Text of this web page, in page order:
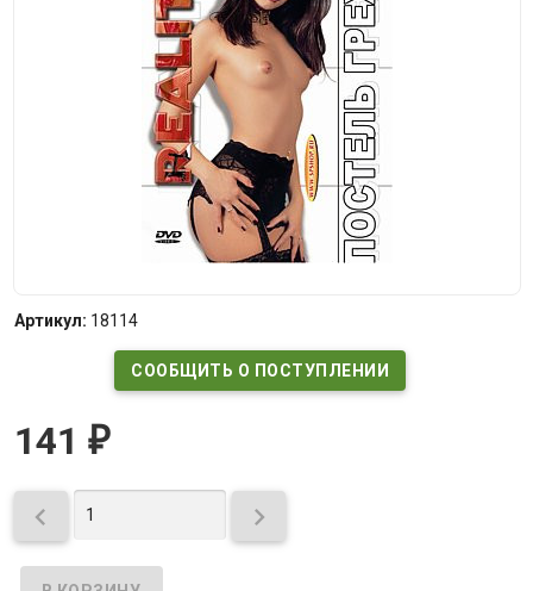
Артикул: 18114
СООБЩИТЬ О ПОСТУПЛЕНИИ
141 ₽
 